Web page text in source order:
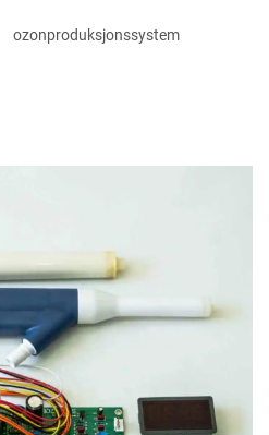
ozonproduksjonssystem